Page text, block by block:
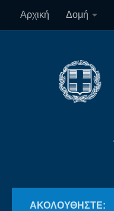
Skip to content
Αρχική Δομή
ΑΚΟΛΟΥΘΉΣΤΕ: